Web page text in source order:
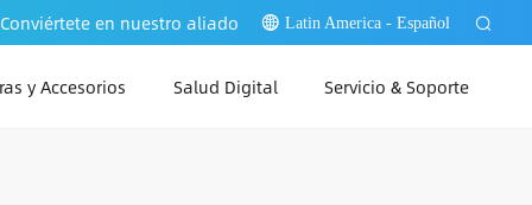
Conviértete en nuestro aliado Latin America - Español
y Accesorios Salud Digital Servicio & Soporte